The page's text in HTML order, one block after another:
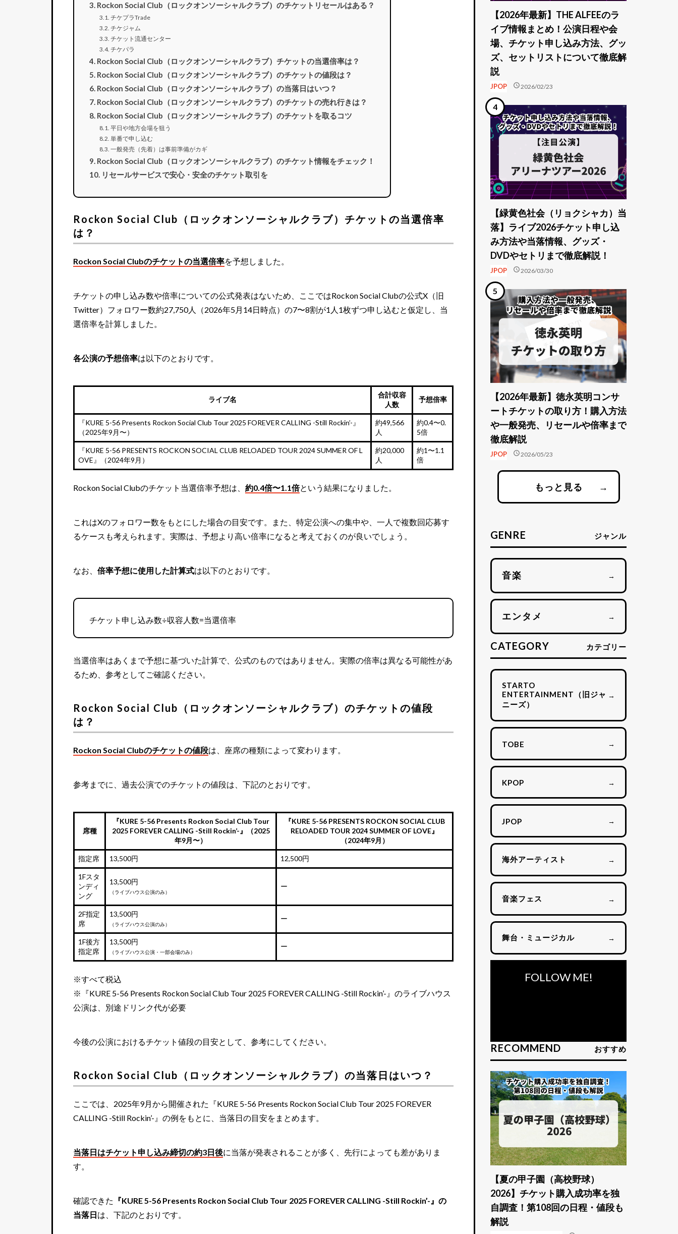
Rockon Social Club（ロックオンソーシャルクラブ）のチケットリセールはある？
チケプラTrade
チケジャム
チケット流通センター
チケパラ
Rockon Social Club（ロックオンソーシャルクラブ）チケットの当選倍率は？
Rockon Social Club（ロックオンソーシャルクラブ）のチケットの値段は？
Rockon Social Club（ロックオンソーシャルクラブ）の当落日はいつ？
Rockon Social Club（ロックオンソーシャルクラブ）のチケットの売れ行きは？
Rockon Social Club（ロックオンソーシャルクラブ）のチケットを取るコツ
平日や地方会場を狙う
単番で申し込む
一般発売（先着）は事前準備がカギ
Rockon Social Club（ロックオンソーシャルクラブ）のチケット情報をチェック！
リセールサービスで安心・安全のチケット取引を
Rockon Social Club（ロックオンソーシャルクラブ）チケットの当選倍率
は？
Rockon Social Clubのチケットの当選倍率を予想しました。
チケットの申し込み数や倍率についての公式発表はないため、ここではRockon Social Clubの公式X（旧
Twitter）フォロワー数約27,750人（2026年5月14日時点）の7〜8割が1人1枚ずつ申し込むと仮定し、当
選倍率を計算しました。
各公演の予想倍率は以下のとおりです。
ライブ名
合計収容
人数
予想倍率
『KURE 5-56 Presents Rockon Social Club Tour 2025 FOREVER CALLING -Still Rockin’-』
（2025年9月〜）
約49,566
人
約0.4〜0.
5倍
『KURE 5-56 PRESENTS ROCKON SOCIAL CLUB RELOADED TOUR 2024 SUMMER OF L
OVE』（2024年9月）
約20,000
人
約1〜1.1
倍
Rockon Social Clubのチケット当選倍率予想は、 約0.4倍〜1.1倍という結果になりました。
これはXのフォロワー数をもとにした場合の目安です。また、特定公演への集中や、一人で複数回応募す
るケースも考えられます。実際は、予想より高い倍率になると考えておくのが良いでしょう。
なお、 倍率予想に使用した計算式は以下のとおりです。
チケット申し込み数÷収容人数=当選倍率
当選倍率はあくまで予想に基づいた計算で、公式のものではありません。実際の倍率は異なる可能性があ
るため、参考としてご確認ください。
Rockon Social Club（ロックオンソーシャルクラブ）のチケットの値段
は？
Rockon Social Clubのチケットの値段は、座席の種類によって変わります。
参考までに、過去公演でのチケットの値段は、下記のとおりです。
席種
『KURE 5-56 Presents Rockon Social Club Tour
2025 FOREVER CALLING -Still Rockin’-』（2025
年9月〜）
『KURE 5-56 PRESENTS ROCKON SOCIAL CLUB
RELOADED TOUR 2024 SUMMER OF LOVE』
（2024年9月）
指定席 13,500円 12,500円
1Fスタ
ンディ
ング
13,500円
（ライブハウス公演のみ）
ー
2F指定
席
13,500円
（ライブハウス公演のみ）
ー
1F後方
指定席
13,500円
（ライブハウス公演・一部会場のみ）
ー
※すべて税込
※『KURE 5-56 Presents Rockon Social Club Tour 2025 FOREVER CALLING -Still Rockin’-』のライブハウス
公演は、別途ドリンク代が必要
今後の公演におけるチケット値段の目安として、参考にしてください。
Rockon Social Club（ロックオンソーシャルクラブ）の当落日はいつ？
ここでは、2025年9月から開催された『KURE 5-56 Presents Rockon Social Club Tour 2025 FOREVER
CALLING -Still Rockin’-』の例をもとに、当落日の目安をまとめます。
当落日はチケット申し込み締切の約3日後に当落が発表されることが多く、先行によっても差がありま
す。
確認できた 『KURE 5-56 Presents Rockon Social Club Tour 2025 FOREVER CALLING -Still Rockin’-』の
当落日は、下記のとおりです。
【2026年最新】THE ALFEEのラ
イブ情報まとめ！公演日程や会
場、チケット申し込み方法、グッ
ズ、セットリストについて徹底解
説
JPOP schedule2026/02/23
【緑黄色社会（リョクシャカ）当
落】ライブ2026チケット申し込
み方法や当落情報、グッズ・
DVDやセトリまで徹底解説！
JPOP schedule2026/03/30
【2026年最新】徳永英明コンサ
ートチケットの取り方！購入方法
や一般発売、リセールや倍率まで
徹底解説
JPOP schedule2026/05/23
もっと見る →
GENRE ジャンル
音楽 →
エンタメ →
CATEGORY カテゴリー
STARTO
ENTERTAINMENT（旧ジャ
ニーズ）
→
TOBE →
KPOP →
JPOP →
海外アーティスト →
音楽フェス →
舞台・ミュージカル →
FOLLOW ME!
RECOMMEND おすすめ
【夏の甲子園（高校野球）
2026】チケット購入成功率を独
自調査！第108回の日程・値段も
解説